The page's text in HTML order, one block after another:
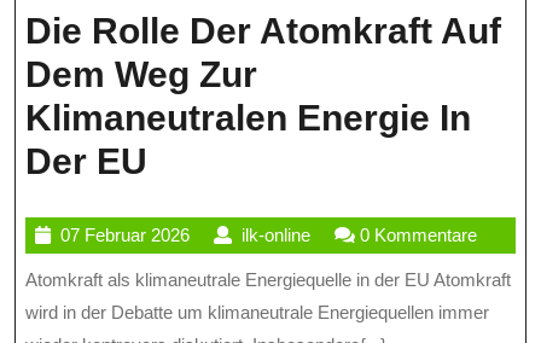
Die Rolle Der Atomkraft Auf
Dem Weg Zur
Klimaneutralen Energie In
Der EU
Der
Atomkraft
Auf
07 Februar 202607
Februar
2026
ilk-onlineilk-
online
0 Kommentare
Atomkraft als klimaneutrale Energiequelle in der EU Atomkraft
wird in der Debatte um klimaneutrale Energiequellen immer